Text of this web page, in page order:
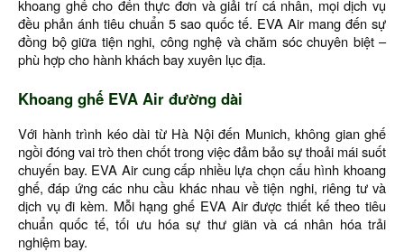
khoang ghế cho đến thực đơn và giải trí cá nhân, mọi dịch vụ
đều phản ánh tiêu chuẩn 5 sao quốc tế. EVA Air mang đến sự
đồng bộ giữa tiện nghi, công nghệ và chăm sóc chuyên biệt –
phù hợp cho hành khách bay xuyên lục địa.
Khoang ghế EVA Air đường dài
Với hành trình kéo dài từ Hà Nội đến Munich, không gian ghế
ngồi đóng vai trò then chốt trong việc đảm bảo sự thoải mái suốt
chuyến bay. EVA Air cung cấp nhiều lựa chọn cấu hình khoang
ghế, đáp ứng các nhu cầu khác nhau về tiện nghi, riêng tư và
dịch vụ đi kèm. Mỗi hạng ghế EVA Air được thiết kế theo tiêu
chuẩn quốc tế, tối ưu hóa sự thư giãn và cá nhân hóa trải
nghiệm bay.